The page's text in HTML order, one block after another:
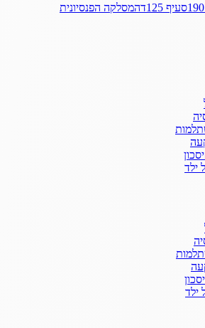
סעיף 125ד
המסלקה הפנסיונית
ילד
ילד